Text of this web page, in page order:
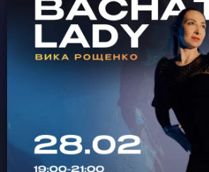
Главная
Цены
Абонементы
Аренда зала
Сертификаты
Съемка танцев
Девичник
Расписание